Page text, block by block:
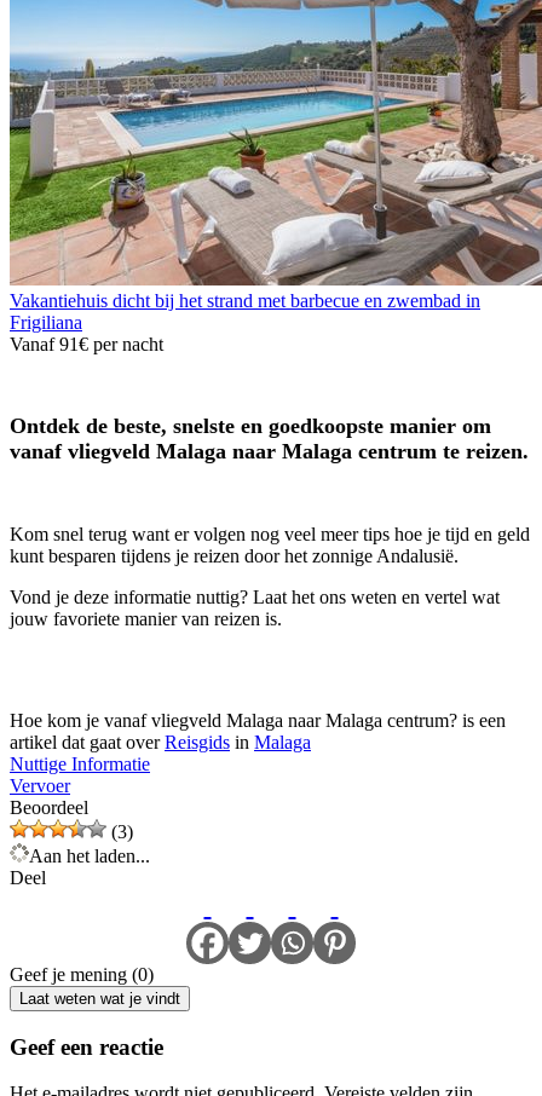
Vakantiehuis dicht bij het strand met barbecue en zwembad in
Frigiliana
Vanaf91€ per nacht
Ontdek de beste, snelste en goedkoopste manier om
vanaf vliegveld Malaga naar Malaga centrum te reizen.
Kom snel terug want er volgen nog veel meer tips hoe je tijd en geld
kunt besparen tijdens je reizen door het zonnige Andalusië.
Vond je deze informatie nuttig? Laat het ons weten en vertel wat
jouw favoriete manier van reizen is.
Hoe kom je vanaf vliegveld Malaga naar Malaga centrum? is een
artikel dat gaat overReisgids in Malaga
Nuttige Informatie
Vervoer
Beoordeel
(3)
Aan het laden...
Deel
Geef je mening (0)
Laat weten wat je vindt
Geef een reactie